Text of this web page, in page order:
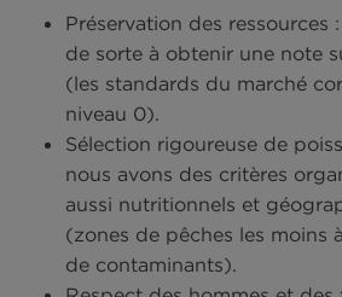
s’associer dans un petit
pancakes, dessardines en
brouillés, que dans un
de quinoa,thon en conserve
encore maquereau, œuf au
brocolis. Le tout, c’est de
des repas complets et
aliments !